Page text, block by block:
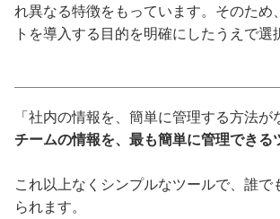
れ異なる特徴をもっています。そのため
トを導入する目的を明確にしたうえで選
「社内の情報を、簡単に管理する方法が
チームの情報を、最も簡単に管理できる
これ以上なくシンプルなツールで、誰で
られます。